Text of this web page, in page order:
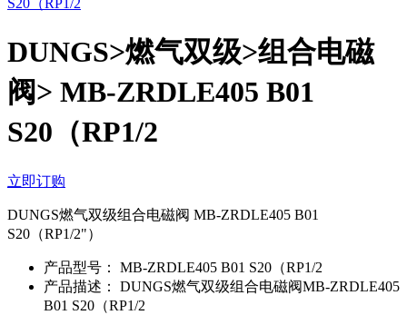
DUNGS>燃气双级>组合电磁
阀> MB-ZRDLE405 B01
S20（RP1/2
立即订购
DUNGS燃气双级组合电磁阀 MB-ZRDLE405 B01
S20（RP1/2"）
产品型号：
MB-ZRDLE405 B01 S20（RP1/2
产品描述：
DUNGS燃气双级组合电磁阀MB-ZRDLE405
B01 S20（RP1/2